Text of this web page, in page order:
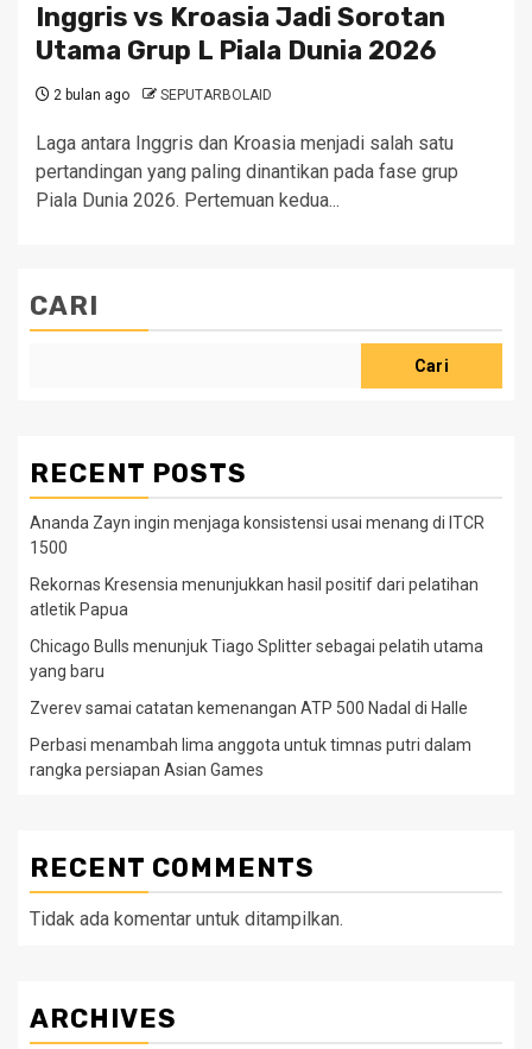
Inggris vs Kroasia Jadi Sorotan
Utama Grup L Piala Dunia 2026
2 bulan ago SEPUTARBOLAID
Laga antara Inggris dan Kroasia menjadi salah satu
pertandingan yang paling dinantikan pada fase grup
Piala Dunia 2026. Pertemuan kedua...
CARI
Cari
RECENT POSTS
Ananda Zayn ingin menjaga konsistensi usai menang di ITCR
1500
Rekornas Kresensia menunjukkan hasil positif dari pelatihan
atletik Papua
Chicago Bulls menunjuk Tiago Splitter sebagai pelatih utama
yang baru
Zverev samai catatan kemenangan ATP 500 Nadal di Halle
Perbasi menambah lima anggota untuk timnas putri dalam
rangka persiapan Asian Games
RECENT COMMENTS
Tidak ada komentar untuk ditampilkan.
ARCHIVES